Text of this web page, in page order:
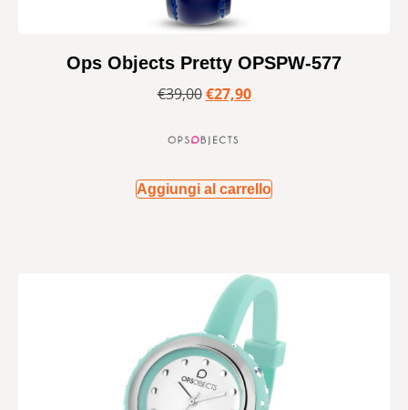
Ops Objects Pretty OPSPW-577
€39,00 €27,90
Aggiungi al carrello